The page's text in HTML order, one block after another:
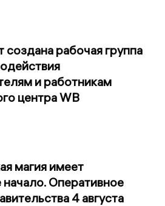
рабочая группа
и работникам
центра WB
магия имеет
Оперативное
4 августа